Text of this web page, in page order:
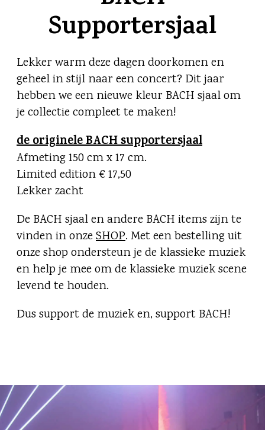
Supportersjaal
Lekker warm deze dagen doorkomen en
geheel in stijl naar een concert? Dit jaar
hebben we een nieuwe kleur BACH sjaal om
je collectie compleet te maken!
de originele BACH supportersjaal
Afmeting 150 cm x 17 cm.
Limited edition € 17,50
Lekker zacht
De BACH sjaal en andere BACH items zijn te
vinden in onzeSHOP. Met een bestelling uit
onze shop ondersteun je de klassieke muziek
en help je mee om de klassieke muziek scene
levend te houden.
Dus support de muziek en, support BACH!